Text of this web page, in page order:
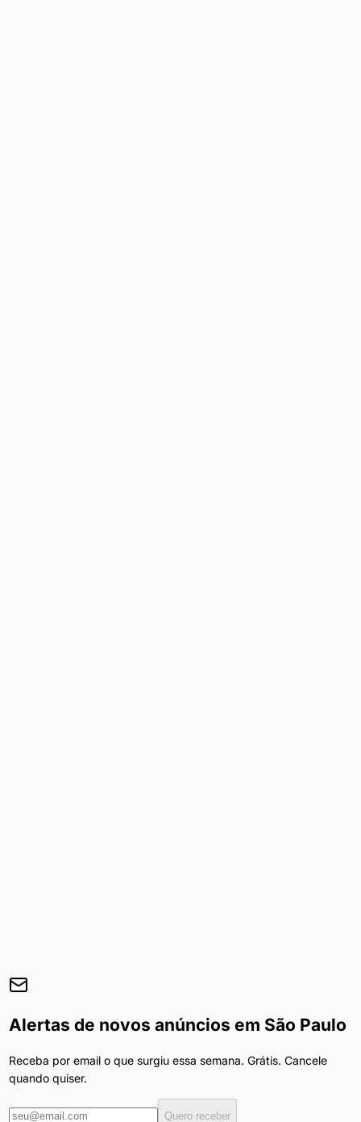
Alertas de novos anúncios em São Paulo
Receba por email o que surgiu essa semana. Grátis. Cancele
quando quiser.
Quero receber